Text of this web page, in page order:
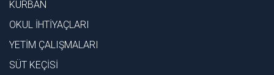
KURBAN
OKUL İHTİYAÇLARI
YETİM ÇALIŞMALARI
SÜT KEÇİSİ